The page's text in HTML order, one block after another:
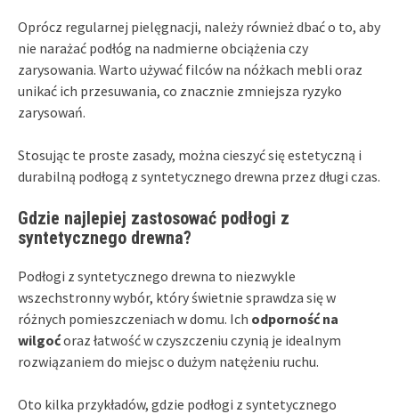
Oprócz regularnej pielęgnacji, należy również dbać o to, aby
nie narażać podłóg na nadmierne obciążenia czy
zarysowania. Warto używać filców na nóżkach mebli oraz
unikać ich przesuwania, co znacznie zmniejsza ryzyko
zarysowań.
Stosując te proste zasady, można cieszyć się estetyczną i
durabilną podłogą z syntetycznego drewna przez długi czas.
Gdzie najlepiej zastosować podłogi z
syntetycznego drewna?
Podłogi z syntetycznego drewna to niezwykle
wszechstronny wybór, który świetnie sprawdza się w
różnych pomieszczeniach w domu. Ich odporność na
wilgoćoraz łatwość w czyszczeniu czynią je idealnym
rozwiązaniem do miejsc o dużym natężeniu ruchu.
Oto kilka przykładów, gdzie podłogi z syntetycznego